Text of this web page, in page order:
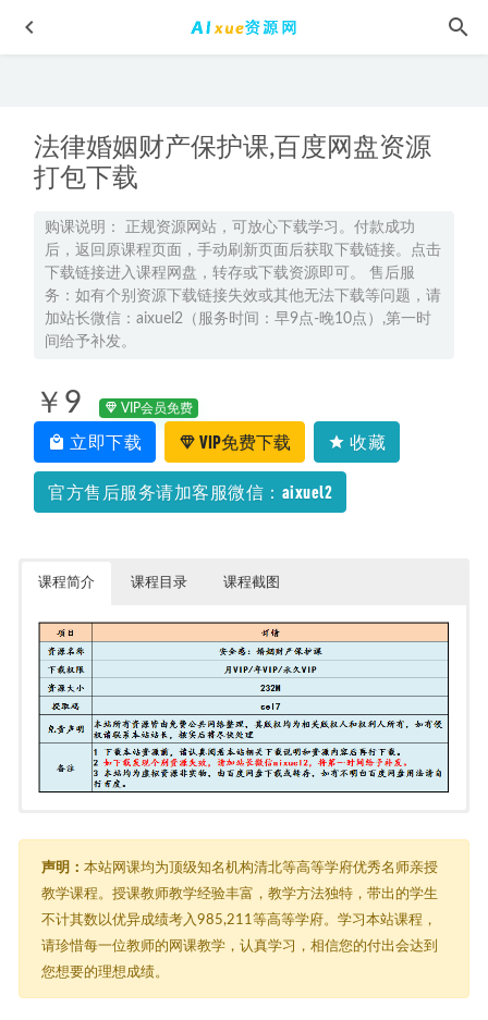
法律婚姻财产保护课,百度网盘资源
打包下载
购课说明： 正规资源网站，可放心下载学习。付款成功
后，返回原课程页面，手动刷新页面后获取下载链接。点击
下载链接进入课程网盘，转存或下载资源即可。 售后服
务：如有个别资源下载链接失效或其他无法下载等问题，请
加站长微信：aixuel2（服务时间：早9点-晚10点）,第一时
间给予补发。
￥9 VIP会员免费
立即下载 VIP免费下载 收藏
官方售后服务请加客服微信：aixuel2
课程简介 课程目录 课程截图
├─ 01 序言.mp3
├─ 01 序言.pdf
├─ 02 彩礼的学问.pdf
├─ 03 婚前双方出资购房的风险及对策.mp3
├─ 03 婚前双方出资购房的风险及对策.pdf
├─ 04 婚前协议能写吗有何技巧.mp3
声明： 本站网课均为顶级知名机构清北等高等学府优秀名师亲授
教学课程。授课教师教学经验丰富，教学方法独特，带出的学生
不计其数以优异成绩考入985,211等高等学府。学习本站课程，
请珍惜每一位教师的网课教学，认真学习，相信您的付出会达到
您想要的理想成绩。
2027高二语文上学期网课｜乘风高二语文暑假班视频教程
2026-07-26
2026刘勖雯高三政治高考三轮复习网课教程 2026-05-19
高中物理网课教程2023何连伟高二物理a+班视频教程+课堂笔
田夏林高二数学a+课程教学2026年上学期暑秋班网课教程
2026-02-12
北大精锐优选新CES学习法小学版视频教程+讲义-小学速算-
小学英语-小学作文 2022-07-11